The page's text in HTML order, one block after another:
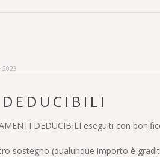
DEDUCIBILI eseguiti con
sostegno (qualunque importo è